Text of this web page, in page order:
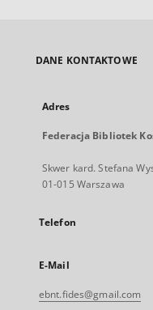
DANE KONTAKTOWE
Adres
Federacja Bibliotek
Skwer kard. Stefana
01-015 Warszawa
Telefon
E-Mail
ebnt.fides@gmail.com